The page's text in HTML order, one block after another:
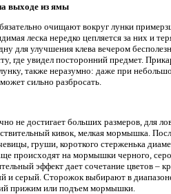
выходе из ямы
очищают вокруг лунки
леска нередко цепляется за них и
для улучшения клева вечером
где увидел посторонний предмет.
также неразумно: даже при
сильно разбросать.
не достигает больших размеров, для
кивок, мелкая мормышка.
груши, короткого стерженька
происходят на мормышки черного,
эффект дает сочетание цветов –
и серый. Сторожок выбирают в
прижим или подъем мормышки.